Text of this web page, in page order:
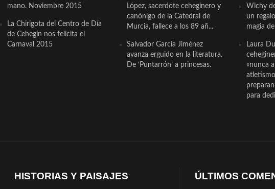
mano. Noviembre 2015
La Chirigota del Centro de Día
de Cehegín nos felicita el
Carnaval 2015
López, sacerdote ceheginero y
canónigo de la Catedral de
Murcia, fallece a los 89 añ...
Salvador García Jiménez
avanza erguido en la literatura.
De ‘Puntarrón’ a princesas.
Wichy
un
magia
Laura
«nunca
para
HISTORIAS Y PAISAJES ÚLTIMOS